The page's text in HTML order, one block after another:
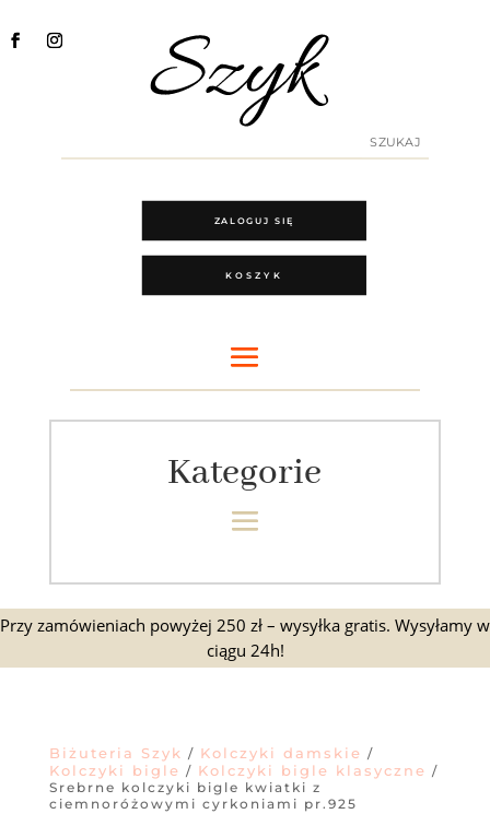
ZALOGUJ SIĘ
KOSZYK
Kategorie
Przy zamówieniach powyżej 250 zł – wysyłka gratis. Wysyłamy w
ciągu 24h!
Biżuteria Szyk / Kolczyki damskie /
Kolczyki bigle / Kolczyki bigle klasyczne /
Srebrne kolczyki bigle kwiatki z
ciemnoróżowymi cyrkoniami pr.925